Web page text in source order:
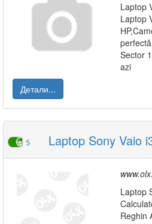
Laptop
Laptop
Sector
azi
Детали...
5 Laptop Sony Vaio
Laptop
Reghin